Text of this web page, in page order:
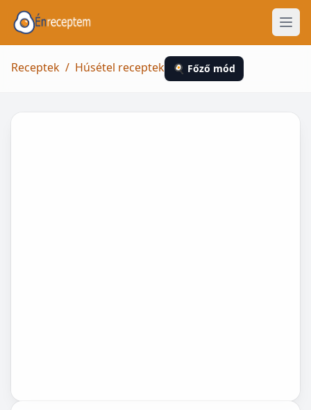
Receptek / Húsétel receptek 🍳 Főző mód